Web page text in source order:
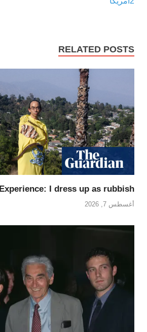
RELATED POSTS
Experience: I dress up as rubbish
أغسطس 7, 2026